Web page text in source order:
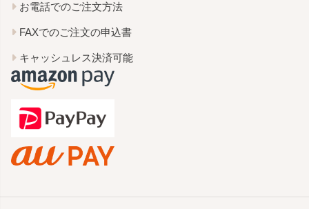
お電話でのご注文方法
FAXでのご注文の申込書
キャッシュレス決済可能